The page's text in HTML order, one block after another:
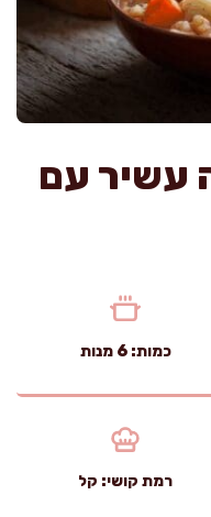
עשיר עם
כמות: 6 מנות
רמת קושי: קל